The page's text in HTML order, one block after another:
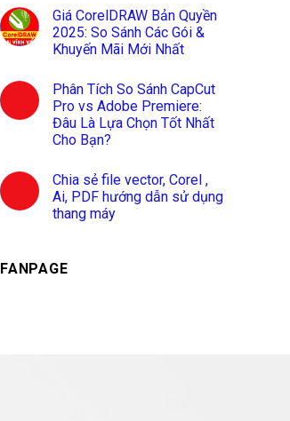
Giá CorelDRAW Bản Quyền
2025: So Sánh Các Gói &
Khuyến Mãi Mới Nhất
Phân Tích So Sánh CapCut
Pro vs Adobe Premiere:
Đâu Là Lựa Chọn Tốt Nhất
Cho Bạn?
Chia sẻ file vector, Corel ,
Ai, PDF hướng dẫn sử dụng
thang máy
FANPAGE